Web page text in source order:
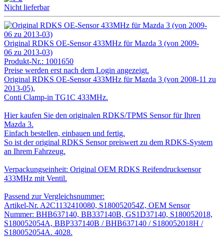
Nicht lieferbar
Original RDKS OE-Sensor 433MHz für Mazda 3 (von 2009-
06 zu 2013-03)
Produkt-Nr.: 1001650
Preise werden erst nach dem Login angezeigt.
Original RDKS OE-Sensor 433MHz für Mazda 3 (von 2008-11 zu
2013-05),
Conti Clamp-in TG1C 433MHz.
Hier kaufen Sie den originalen RDKS/TPMS Sensor für Ihren
Mazda 3.
Einfach bestellen, einbauen und fertig.
So ist der original RDKS Sensor preiswert zu dem RDKS-System
an Ihrem Fahrzeug.
Verpackungseinheit: Original OEM RDKS Reifendrucksensor
433MHz mit Ventil.
Passend zur Vergleichsnummer:
Artikel-Nr. A2C1132410080, S180052054Z, OEM Sensor
Nummer: BHB637140, BB337140B, GS1D37140, S180052018,
S180052054A, BBP337140B / BHB637140 / S180052018H /
S180052054A. 4028.